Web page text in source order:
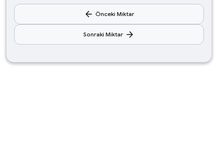
arrow_back Önceki Miktar
Sonraki Miktar arrow_forward